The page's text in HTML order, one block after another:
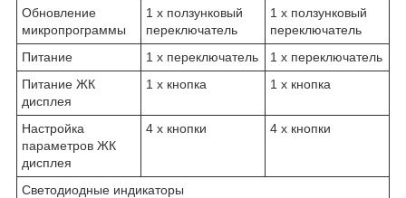
Обновление
микропрограммы
1 x ползунковый
переключатель
1 x ползунковый
переключатель
Питание
1 x переключатель
1 x переключатель
Питание ЖК
дисплея
1 x кнопка 1 x кнопка
Настройка
параметров ЖК
дисплея
4 x кнопки 4 x кнопки
Светодиодные индикаторы